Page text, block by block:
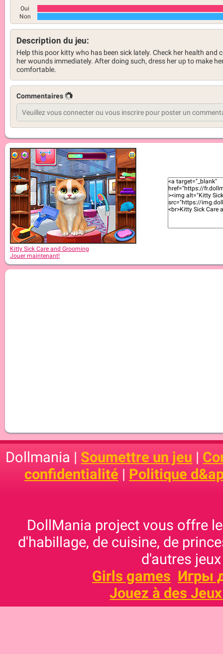
Oui
Non
Description du jeu:
Help this poor kitty who has been sick lately. Check her health and
her wounds immediately. After doing such, dress her up to make
comfortable.
Commentaires
Kitty Sick Care and Grooming
Jouer maintenant!
Dollmania | Soumettre un jeu |
confidentialité | Politique
DollMania project vous offre
d'habillage, de cuisine, de
d'autres
Girls games Игры
Jouez à des